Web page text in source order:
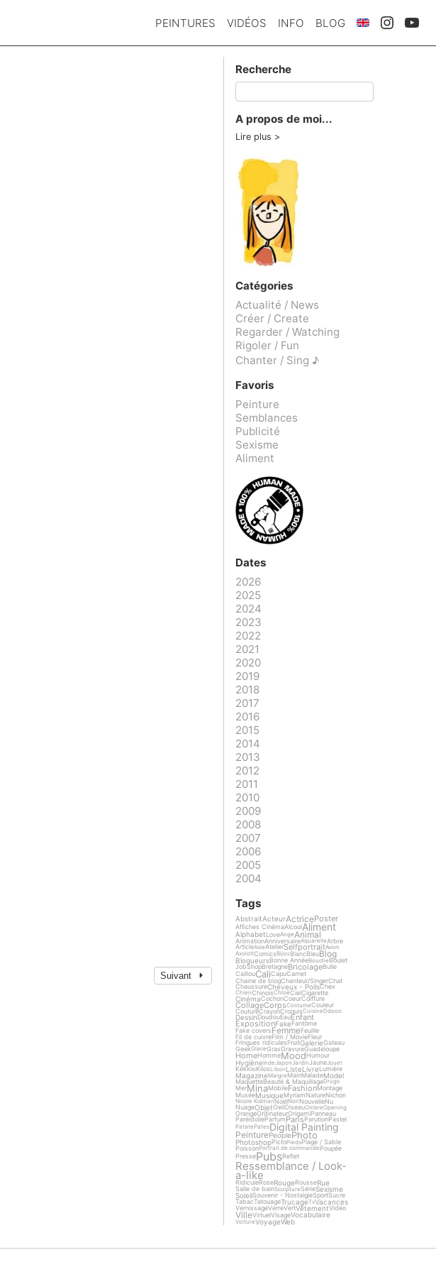
PEINTURES VIDÉOS INFO BLOG
Suivant
Recherche
A propos de moi...
Lire plus
Catégories
Actualité / News
Créer / Create
Regarder / Watching
Rigoler / Fun
Chanter / Sing ♪
Favoris
Peinture
Semblances
Publicité
Sexisme
Aliment
Dates
2026
2025
2024
2023
2022
2021
2020
2019
2018
2017
2016
2015
2014
2013
2012
2011
2010
2009
2008
2007
2006
2005
2004
Tags
AbstraitActeurActricePoster
Affiches CinémaAlcoolAliment
AlphabetLoveAnge Animal
AnimationAnniversaireAquarelleArbre
ArticleAsieAtelierSelfportraitAvion
AxolotlComicsBijou BlancBleuBlog
BlogueursBonne AnnéeBouche Boulet
JobShopBretagneBricolageBulle
CaillouCaliCapuCarnet
Chaine de blogChanteur/SingerChat
ChaussureCheveux - PoilsChex
ChienChinoisChloéCielCigarette
CinémaCochonCoeurCoiffure
CollageCorpsCostumeCouleur
CoutureCrayonCroquisCuisineDdooo
DessinDoudouEauEnfant
ExpositionFakeFantôme
Fake coversFemmeFeuille
Fil de cuivreFilm / MovieFleur
Fringues ridiculesFruitGalerieGateau
GeekGlaceGrasGravureGuadeloupe
HomeHommeMoodHumour
HygièneInde Japon JardinJaune Jouet
KekKikiKilosLibon ListeLivreLumière
MagazineMaigre MainMaladeModel
MaquetteBeauté & MaquillageDrugs
MerMinaMobileFashionMontage
MuséeMusiqueMyriamNatureNichon
Nicole KidmanNoëlNoirNouvelleNu
NuageObjetOeilOiseauOmbreOpening
OrangeOrdinateurOrigamiPanneau
ParéidolieParfumParisParutionPastel
PatatePatesDigital Painting
PeinturePeoplePhoto
PhotoshopPictoPiedsPlage / Sable
PoissonPortrait de commande Poupée
PressePubsReflet
Ressemblance / Look-
a-like
RidiculeRoseRougeRousseRue
Salle de bainSculptureSérieSexisme
SoleilSouvenir - NostalgieSportSucre
TabacTatouageTrucageTvVacances
VernissageVerreVertVêtementVidéo
VilleVirtuelVisageVocabulaire
VoitureVoyageWeb